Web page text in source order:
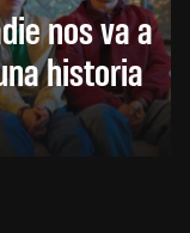
nos va a
historia